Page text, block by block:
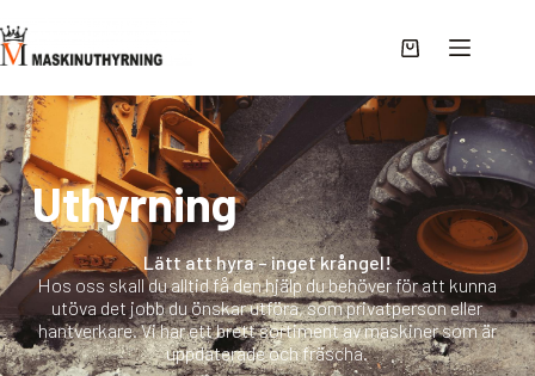
Uthyrning
Lätt att hyra – inget krångel!
Hos oss skall du alltid få den hjälp du behöver för att kunna
utöva det jobb du önskar utföra, som privatperson eller
hantverkare. Vi har ett brett sortiment av maskiner som är
uppdaterade och fräscha.